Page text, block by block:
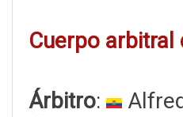
Cuerpo arbitral
Árbitro: